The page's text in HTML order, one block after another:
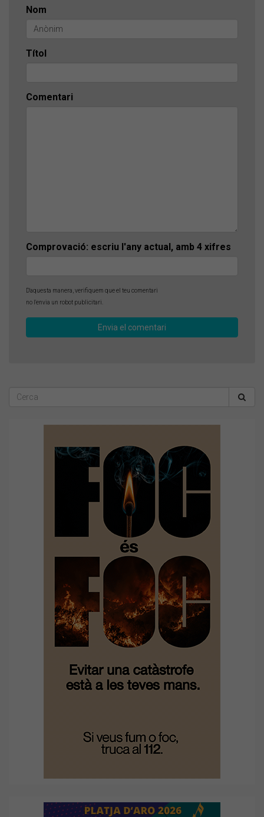
Nom
Títol
Comentari
Comprovació: escriu l'any actual, amb 4 xifres
D'aquesta manera, verifiquem que el teu comentari
no l'envia un robot publicitari.